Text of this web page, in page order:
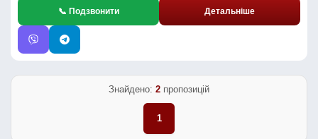
📞 Подзвонити Детальніше
Знайдено: 2 пропозицій
1